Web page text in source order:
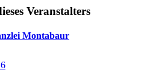
Veranstalters
Montabaur